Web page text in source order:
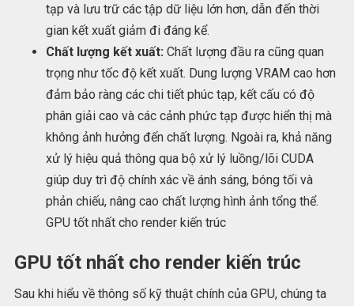
tạp và lưu trữ các tập dữ liệu lớn hơn, dẫn đến thời
gian kết xuất giảm đi đáng kể.
Chất lượng kết xuất: Chất lượng đầu ra cũng quan
trọng như tốc độ kết xuất. Dung lượng VRAM cao hơn
đảm bảo ràng các chi tiết phúc tạp, kết cấu có độ
phân giải cao và các cảnh phức tạp được hiển thị mà
không ảnh hưởng đến chất lượng. Ngoài ra, khả năng
xử lý hiệu quả thông qua bộ xử lý luồng/lõi CUDA
giúp duy trì độ chính xác về ánh sáng, bóng tối và
phản chiếu, nâng cao chất lượng hình ảnh tổng thể.
GPU tốt nhất cho render kiến trúc
GPU tốt nhất cho render kiến trúc
Sau khi hiểu về thông số kỹ thuật chính của GPU, chúng ta